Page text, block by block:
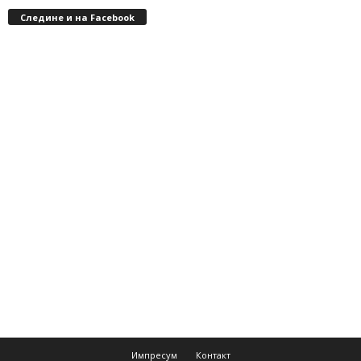
Следине и на Facebook
Импресум Контакт